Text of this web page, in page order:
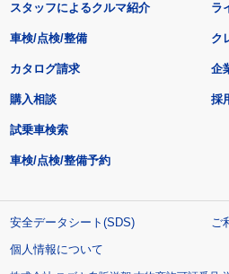
スタッフによるクルマ紹介 ラ
車検/点検/整備 ク
カタログ請求
購入相談
試乗車検索
車検/点検/整備予約
企
採
安全データシート(SDS)
ご
個人情報について